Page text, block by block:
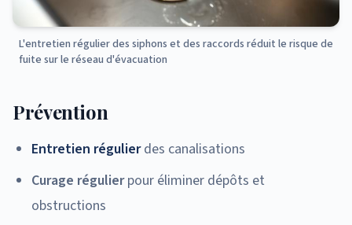
L'entretien régulier des siphons et des raccords réduit le risque de
fuite sur le réseau d'évacuation
Prévention
Entretien régulierdes canalisations
Curage régulierpour éliminer dépôts et
obstructions